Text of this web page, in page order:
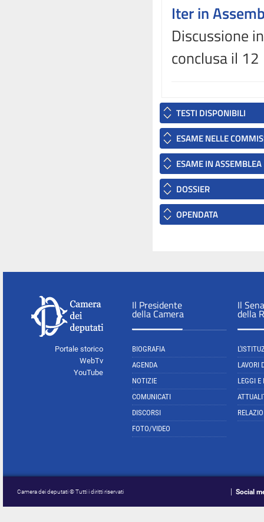
Iter in
Discussione
conclusa il
TESTI DISPONIBILI
ESAME NELLE
ESAME IN ASSEMBLEA
DOSSIER
OPENDATA
Portale storico
WebTv
YouTube
Il Presidente
della Camera
BIOGRAFIA
AGENDA
NOTIZIE
COMUNICATI
DISCORSI
FOTO/VIDEO
Il
della
LAVORI
LEGGI E
Camera dei deputati © Tutti i diritti riservati Social